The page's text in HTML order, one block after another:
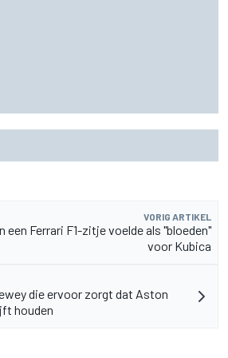
VORIG ARTIKEL
een Ferrari F1-zitje voelde als "bloeden"
voor Kubica
die ervoor zorgt dat Aston
houden